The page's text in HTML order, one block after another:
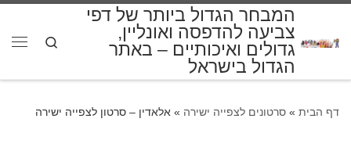
המבחר הגדול ביותר של דפי
צביעה להדפסה ואונליין,
גדולים ואיכותיים – באתר
הגדול בישראל
Search
דף הבית » סרטונים לצפייה ישירה » אלאדין – סרטון לצפייה ישירה